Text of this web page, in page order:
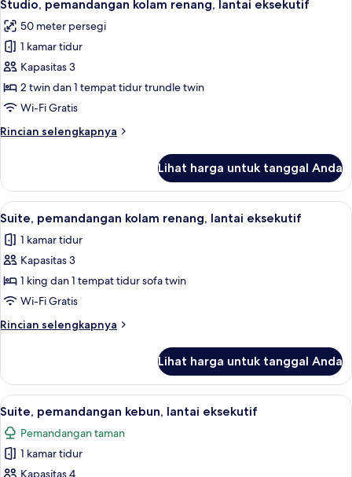
View
Studio
semua
foto
untuk
Studio,
pemandangan
kolam
lantai
Studio, pemandangan kolam renang, lantai eksekutif
50 meter persegi
1 kamar tidur
Kapasitas 3
2 twin dan 1 tempat tidur trundle twin
Wi-Fi Gratis
Rincian selengkapnya
Rincian
Studio,
pemandangan
kolam
renang,
lantai
eksekutif
Lihat harga untuk tanggal Anda
Lihat
semua
foto
untuk
Suite,
pemandangan
kolam
renang,
eksekutif
Suite, pemandangan kolam renang,
15
Suite, pemandangan kolam renang, lantai eksekutif
1 kamar tidur
Kapasitas 3
1 king dan 1 tempat tidur sofa twin
Wi-Fi Gratis
Rincian selengkapnya
Rincian
Suite,
pemandangan
kolam
renang,
lantai
eksekutif
Lihat harga untuk tanggal Anda
Lihat
semua
foto
untuk
Meja kerja, ruang kerja ramah
12
Suite, pemandangan kebun, lantai eksekutif
Pemandangan taman
1 kamar tidur
Kapasitas 4